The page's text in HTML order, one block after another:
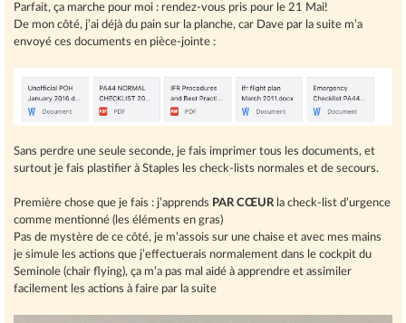
Parfait, ça marche pour moi : rendez-vous pris pour le 21 Mai!
De mon côté, j’ai déjà du pain sur la planche, car Dave par la suite m’a
envoyé ces documents en pièce-jointe :
Sans perdre une seule seconde, je fais imprimer tous les documents, et
surtout je fais plastifier à Staples les check-lists normales et de secours.
Première chose que je fais : j’apprends PAR CŒUR la check-list d’urgence
comme mentionné (les éléments en gras)
Pas de mystère de ce côté, je m’assois sur une chaise et avec mes mains
je simule les actions que j’effectuerais normalement dans le cockpit du
Seminole (chair flying), ça m’a pas mal aidé à apprendre et assimiler
facilement les actions à faire par la suite